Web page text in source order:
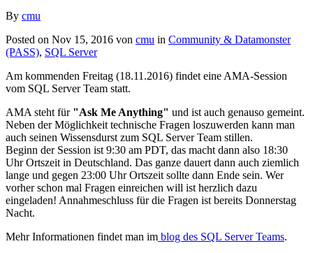
By cmu
Posted on Nov 15, 2016 von cmu in Community & Datamonster
(PASS), SQL Server
Am kommenden Freitag (18.11.2016) findet eine AMA-Session
vom SQL Server Team statt.
AMA steht für "Ask Me Anything" und ist auch genauso gemeint.
Neben der Möglichkeit technische Fragen loszuwerden kann man
auch seinen Wissensdurst zum SQL Server Team stillen.
Beginn der Session ist 9:30 am PDT, das macht dann also 18:30
Uhr Ortszeit in Deutschland. Das ganze dauert dann auch ziemlich
lange und gegen 23:00 Uhr Ortszeit sollte dann Ende sein. Wer
vorher schon mal Fragen einreichen will ist herzlich dazu
eingeladen! Annahmeschluss für die Fragen ist bereits Donnerstag
Nacht.
Mehr Informationen findet man im blog des SQL Server Teams.